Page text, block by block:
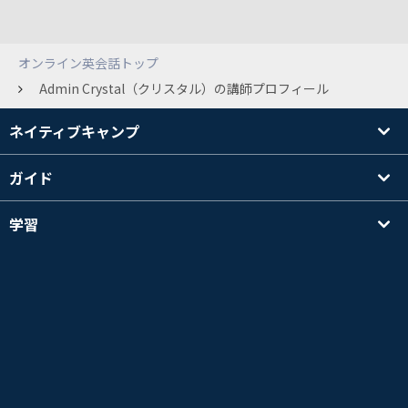
オンライン英会話トップ
Admin Crystal（クリスタル）の講師プロフィール
ネイティブキャンプ
ガイド
学習